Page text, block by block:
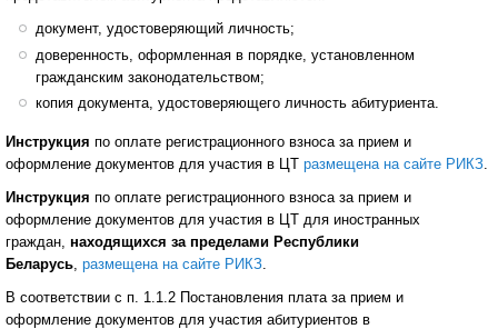
документ, удостоверяющий личность;
доверенность, оформленная в порядке, установленном
гражданским законодательством;
копия документа, удостоверяющего личность абитуриента.
Инструкция по оплате регистрационного взноса за прием и
оформление документов для участия в ЦТ размещена на сайте РИКЗ
Инструкция по оплате регистрационного взноса за прием и
оформление документов для участия в ЦТ для иностранных
граждан, находящихся за пределами Республики
Беларусь размещена на сайте РИКЗ
В соответствии с п. 1.1.2 Постановления плата за прием и
оформление документов для участия абитуриентов в